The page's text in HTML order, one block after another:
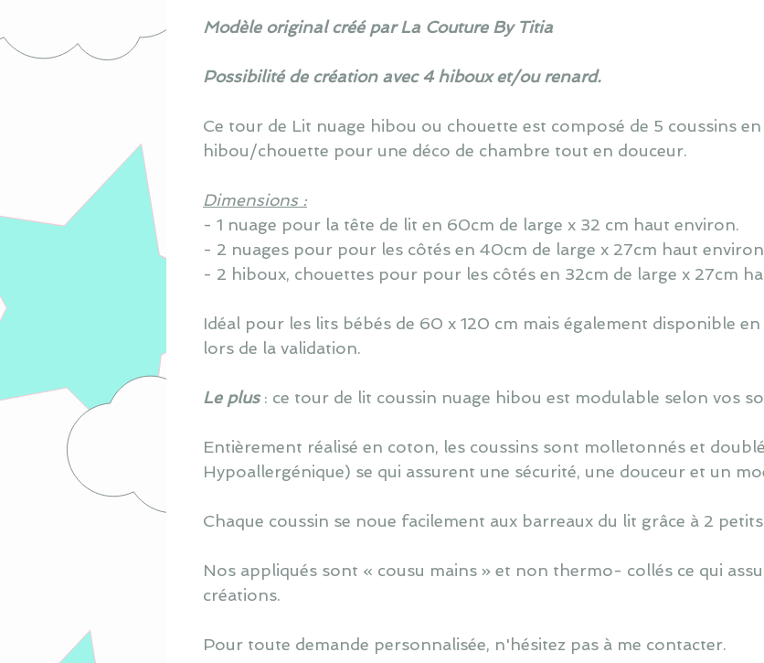
Modèle original créé par La Couture By Titia
Possibilité de création avec 4 hiboux et/ou renard.
Ce tour de Lit nuage hibou ou chouette est composé de 5 coussins
hibou/chouette pour une déco de chambre tout en douceur.
Dimensions :
- 1 nuage pour la tête de lit en 60cm de large x 32 cm haut environ.
- 2 nuages pour pour les côtés en 40cm de large x 27cm haut
- 2 hiboux, chouettes pour pour les côtés en 32cm de large x 27cm
Idéal pour les lits bébés de 60 x 120 cm mais également disponible
lors de la validation.
Le plus: ce tour de lit coussin nuage hibou est modulable selon vos
Entièrement réalisé en coton, les coussins sont molletonnés et
Hypoallergénique) se qui assurent une sécurité, une douceur et un
Chaque coussin se noue facilement aux barreaux du lit grâce à 2
Nos appliqués sont « cousu mains » et non thermo- collés ce qui
créations.
Pour toute demande personnalisée, n'hésitez pas à me contacter.